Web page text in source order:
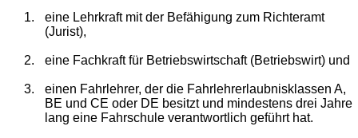
1.
eine Lehrkraft mit der Befähigung zum Richteramt
(Jurist),
2. eine Fachkraft für Betriebswirtschaft (Betriebswirt) und
3.
einen Fahrlehrer, der die Fahrlehrerlaubnisklassen A,
BE und CE oder DE besitzt und mindestens drei Jahre
lang eine Fahrschule verantwortlich geführt hat.